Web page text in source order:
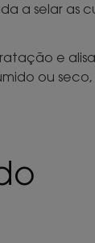
a selar as
e
ou